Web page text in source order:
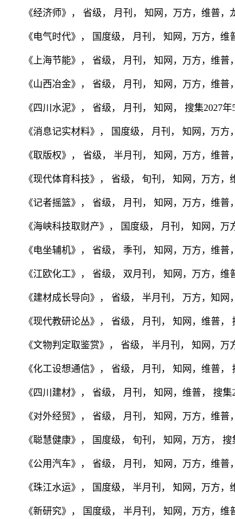
《经济师》， 省级， 月刊， 知网，万方，维普，龙
《电气时代》， 国度级， 月刊， 知网，万方，维普
《上海节能》， 省级， 月刊， 知网，万方，维普，
《山西冶金》， 省级， 月刊， 知网，万方，维普，
《四川水泥》， 省级， 月刊， 知网， 搜集2027年5
《消息记实材料》， 国度级， 月刊， 知网，万方，
《取版权》， 省级， 半月刊， 知网，万方，维普，
《现代体育科技》， 省级， 旬刊， 知网，万方，维
《记者摇篮》， 省级， 月刊， 知网，万方，维普，
《海峡科技取财产》， 国度级， 月刊， 知网，万方
《电坐辅机》， 省级， 季刊， 知网，万方，维普，
《江欧化工》， 省级， 双月刊， 知网，万方，维普
《建材成长导向》， 省级， 半月刊， 万方，知网，
《现代教研论丛》， 省级， 月刊， 知网，维普，
《文物判定取鉴赏》， 省级， 半月刊， 知网，万方
《化工设想通信》， 省级， 月刊， 知网，维普，
《四川建材》， 省级， 月刊， 知网，维普， 搜集
《对外经贸》， 省级， 月刊， 知网，万方，维普，
《聪慧健康》， 国度级， 旬刊， 知网，万方， 搜
《公用汽车》， 省级， 月刊， 知网，万方，维普，
《珠江水运》， 国度级， 半月刊， 知网，万方，维
《新研究》， 国度级， 半月刊， 知网，万方，维普